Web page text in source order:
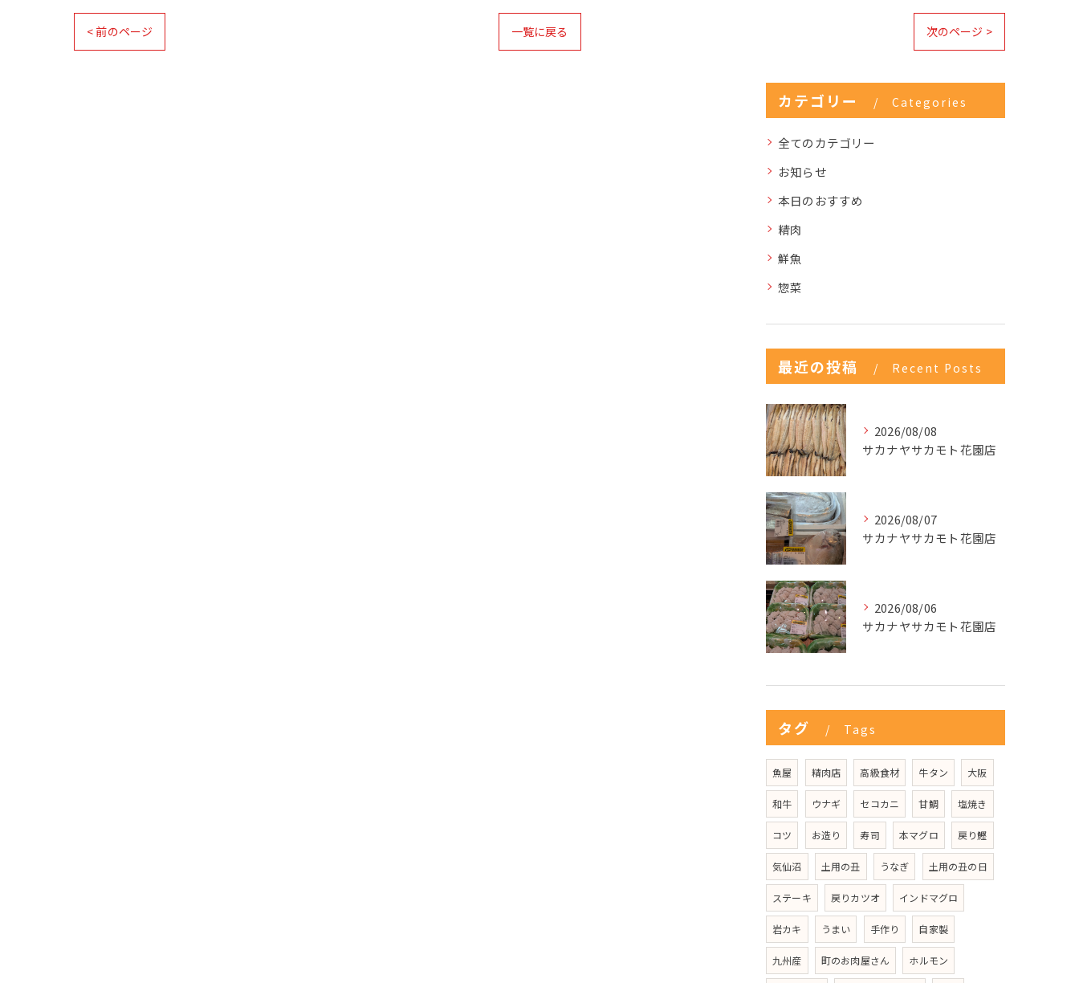
< 前のページ 一覧に戻る 次のページ >
カテゴリー Categories
全てのカテゴリー
お知らせ
本日のおすすめ
精肉
鮮魚
惣菜
最近の投稿 Recent Posts
2026/08/08
サカナヤサカモト花園店
2026/08/07
サカナヤサカモト花園店
2026/08/06
サカナヤサカモト花園店
タグ Tags
魚屋 精肉店 高級食材 牛タン 大阪
和牛 ウナギ セコカニ 甘鯛 塩焼き
コツ お造り 寿司 本マグロ 戻り鰹
気仙沼 土用の丑 うなぎ 土用の丑の日
ステーキ 戻りカツオ インドマグロ
岩カキ うまい 手作り 自家製
九州産 町のお肉屋さん ホルモン